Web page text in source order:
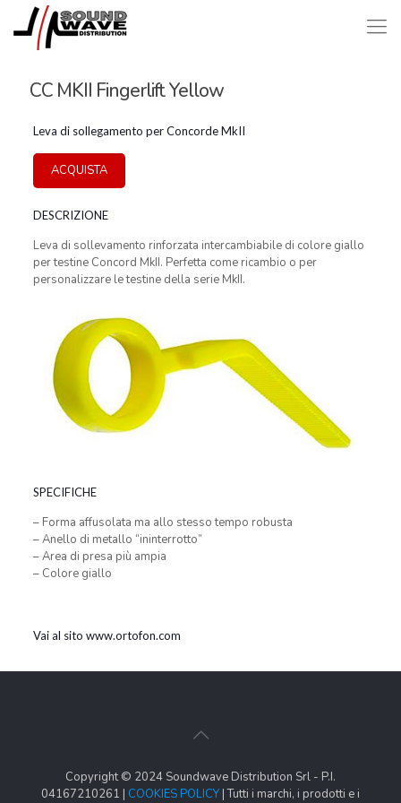
CC MKII Fingerlift Yellow
Leva di sollegamento per Concorde MkII
ACQUISTA
DESCRIZIONE
Leva di sollevamento rinforzata intercambiabile di colore giallo
per testine Concord MkII. Perfetta come ricambio o per
personalizzare le testine della serie MkII.
SPECIFICHE
– Forma affusolata ma allo stesso tempo robusta
– Anello di metallo “ininterrotto”
– Area di presa più ampia
– Colore giallo
Vai al sito www.ortofon.com
Copyright © 2024 Soundwave Distribution Srl - P.I.
04167210261 | COOKIES POLICY | Tutti i marchi, i prodotti e i